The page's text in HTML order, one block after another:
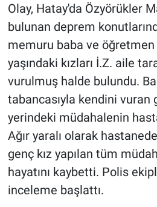
Olay, Hatay'da Özyörükler
bulunan deprem
memuru baba ve
yaşındaki kızları İ.Z. aile
vurulmuş halde bulundu.
tabancasıyla kendini vuran
yerindeki müdahalenin
Ağır yaralı olarak
genç kız yapılan tüm
hayatını kaybetti. Polis
inceleme başlattı.